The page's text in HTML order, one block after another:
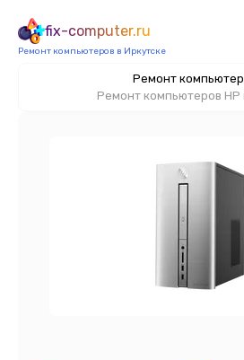
fix-computer.ru
Ремонт компьютеров в Иркутске
Ремонт
Ремонт компьютеров HP